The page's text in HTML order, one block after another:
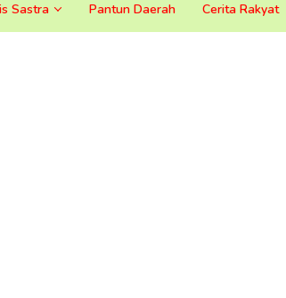
Sastra Pantun Daerah Cerita Rakyat